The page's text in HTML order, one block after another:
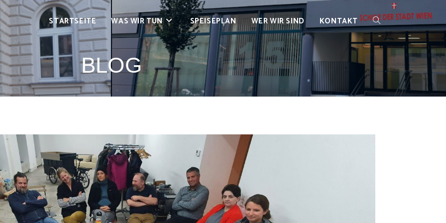
STARTSEITE WAS WIR TUN SPEISEPLAN WER WIR SIND KONTAKT WEBSITE-
BLOG